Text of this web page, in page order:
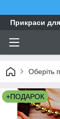
Прикраси
Оберіть
+ПОДАРОК